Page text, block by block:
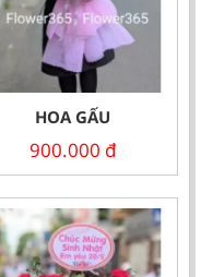
HOA GẤU
900.000 đ